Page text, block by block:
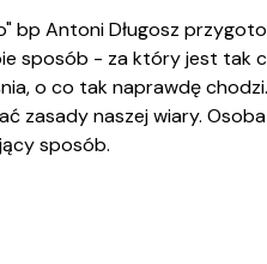
bp Antoni Długosz
sposób - za który jest tak
o co tak naprawdę
zasady naszej wiary.
sposób.